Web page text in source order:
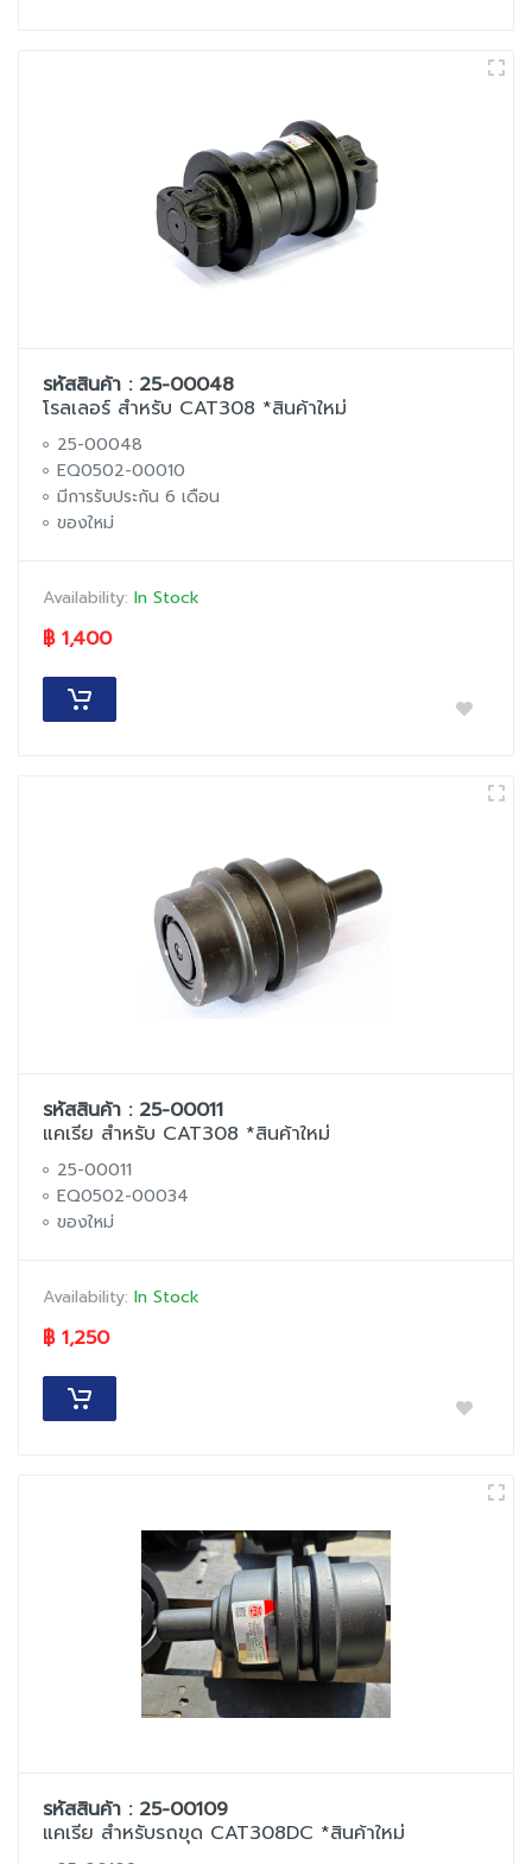
รหัสสินค้า : 25-00048
โรลเลอร์ สำหรับ CAT308 *สินค้าใหม่
25-00048
EQ0502-00010
มีการรับประกัน 6 เดือน
ของใหม่
Availability: In Stock
฿ 1,400
รหัสสินค้า : 25-00011
แคเรีย สำหรับ CAT308 *สินค้าใหม่
25-00011
EQ0502-00034
ของใหม่
Availability: In Stock
฿ 1,250
รหัสสินค้า : 25-00109
แคเรีย สำหรับรถขุด CAT308DC *สินค้าใหม่